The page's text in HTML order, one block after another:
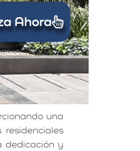
Ahora
una
dedicación y